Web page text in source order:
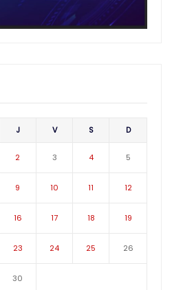
J V S D
2 3 4 5
9 10 11 12
16 17 18 19
23 24 25 26
30